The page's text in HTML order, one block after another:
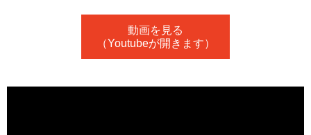
動画を見る
（Youtubeが開きます）